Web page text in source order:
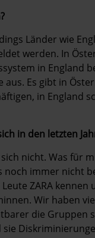
Länder wie
werden. In
in England
Es gibt in
in England
in den letzten
nicht. Was für
noch immer nicht
ZARA
Wir haben
die